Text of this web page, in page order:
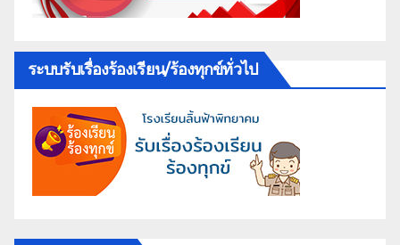
ระบบรับเรื่องร้องเรียน/ร้องทุกข์ทั่วไป